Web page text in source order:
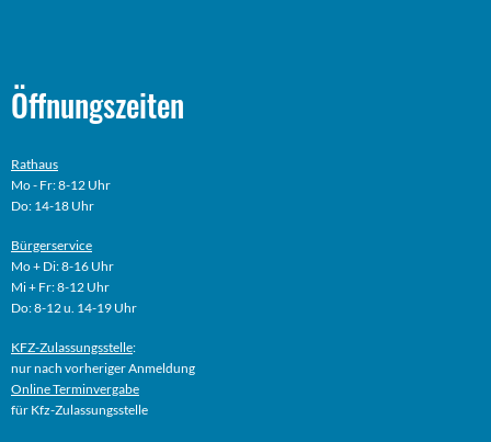
Öffnungszeiten
Rathaus
Mo - Fr: 8-12 Uhr
Do: 14-18 Uhr
Bürgerservice
Mo + Di: 8-16 Uhr
Mi + Fr: 8-12 Uhr
Do: 8-12 u. 14-19 Uhr
KFZ-Zulassungsstelle:
nur nach vorheriger Anmeldung
OnlineTerminvergabe
für Kfz-Zulassungsstelle